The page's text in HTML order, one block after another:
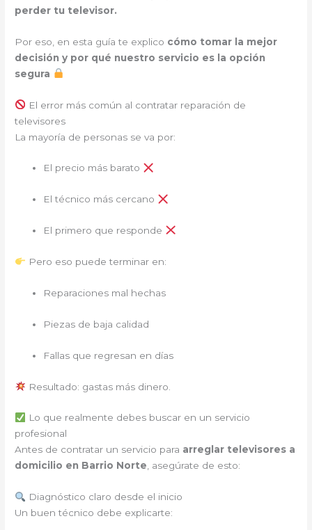
perder tu televisor.
Por eso, en esta guía te explico cómo tomar la mejor
decisión y por qué nuestro servicio es la opción
segura
El error más común al contratar reparación de
televisores
La mayoría de personas se va por:
El precio más barato
El técnico más cercano
El primero que responde
Pero eso puede terminar en:
Reparaciones mal hechas
Piezas de baja calidad
Fallas que regresan en días
Resultado: gastas más dinero.
Lo que realmente debes buscar en un servicio
profesional
Antes de contratar un servicio para arreglar televisores a
domicilio en Barrio Norte, asegúrate de esto:
Diagnóstico claro desde el inicio
Un buen técnico debe explicarte: